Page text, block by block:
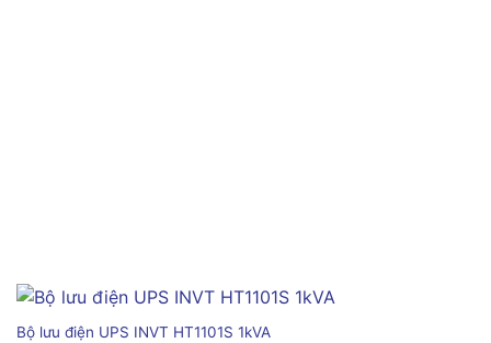
Bộ lưu điện UPS INVT HT1101S 1kVA